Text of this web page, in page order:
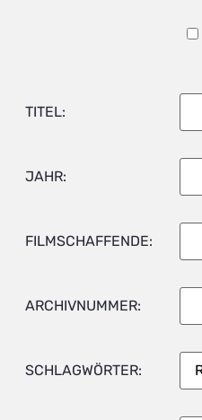
TITEL:
JAHR:
FILMSCHAFFENDE:
ARCHIVNUMMER:
SCHLAGWÖRTER: